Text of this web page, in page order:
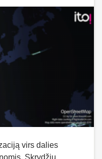
virs dalies
Skrydžių